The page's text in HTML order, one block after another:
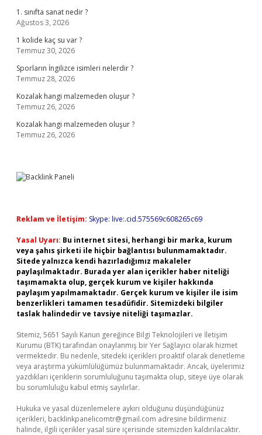
1. sınıfta sanat nedir ?
Ağustos 3, 2026
1 kolide kaç su var ?
Temmuz 30, 2026
Sporların İngilizce isimleri nelerdir ?
Temmuz 28, 2026
Kozalak hangi malzemeden oluşur ?
Temmuz 26, 2026
Kozalak hangi malzemeden oluşur ?
Temmuz 26, 2026
Reklam ve İletişim: Skype: live:.cid.575569c608265c69
Yasal Uyarı: Bu internet sitesi, herhangi bir marka, kurum
veya şahıs şirketi ile hiçbir bağlantısı bulunmamaktadır.
Sitede yalnızca kendi hazırladığımız makaleler
paylaşılmaktadır. Burada yer alan içerikler haber niteliği
taşımamakta olup, gerçek kurum ve kişiler hakkında
paylaşım yapılmamaktadır. Gerçek kurum ve kişiler ile isim
benzerlikleri tamamen tesadüfidir. Sitemizdeki bilgiler
taslak halindedir ve tavsiye niteliği taşımazlar.
Sitemiz, 5651 Sayılı Kanun gereğince Bilgi Teknolojileri ve İletişim
Kurumu (BTK) tarafından onaylanmış bir Yer Sağlayıcı olarak hizmet
vermektedir. Bu nedenle, sitedeki içerikleri proaktif olarak denetleme
veya araştırma yükümlülüğümüz bulunmamaktadır. Ancak, üyelerimiz
yazdıkları içeriklerin sorumluluğunu taşımakta olup, siteye üye olarak
bu sorumluluğu kabul etmiş sayılırlar.
Hukuka ve yasal düzenlemelere aykırı olduğunu düşündüğünüz
içerikleri, backlinkpanelicomtr@gmail.com adresine bildirmeniz
halinde, ilgili içerikler yasal süre içerisinde sitemizden kaldırılacaktır.